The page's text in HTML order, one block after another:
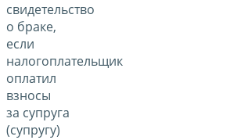
свидетельство
о браке,
если
налогоплательщик
оплатил
взносы
за супруга
(супругу)